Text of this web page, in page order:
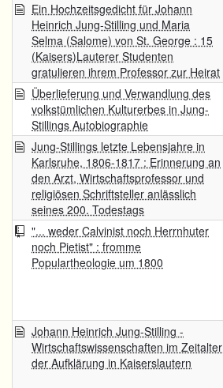
Ein Hochzeitsgedicht für Johann
Heinrich Jung-Stilling und Maria
Selma (Salome) von St. George : 15
(Kaisers)Lauterer Studenten
gratulieren ihrem Professor zur Heirat
Überlieferung und Verwandlung des
volkstümlichen Kulturerbes in Jung-
Stillings Autobiographie
Jung-Stillings letzte Lebensjahre in
Karlsruhe, 1806-1817 : Erinnerung an
den Arzt, Wirtschaftsprofessor und
religiösen Schriftsteller anlässlich
seines 200. Todestags
"... weder Calvinist noch Herrnhuter
noch Pietist" : fromme
Populartheologie um 1800
Johann Heinrich Jung-Stilling -
Wirtschaftswissenschaften im Zeitalter
der Aufklärung in Kaiserslautern